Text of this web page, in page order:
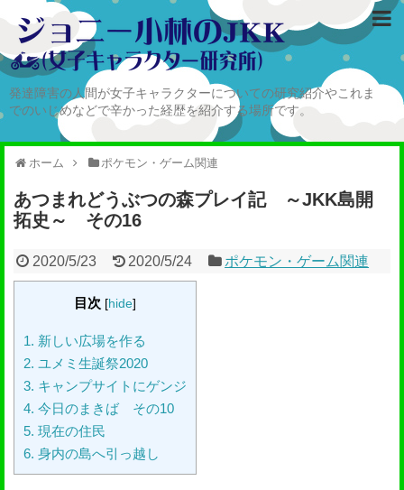
発達障害の人間が女子キャラクターについての研究紹介やこれま
でのいじめなどで辛かった経歴を紹介する場所です。
ホーム ポケモン・ゲーム関連
あつまれどうぶつの森プレイ記 ～JKK島開
拓史～ その16
2020/5/23 2020/5/24 ポケモン・ゲーム関連
目次 [hide]
1. 新しい広場を作る
2. ユメミ生誕祭2020
3. キャンプサイトにゲンジ
4. 今日のまきば その10
5. 現在の住民
6. 身内の島へ引っ越し